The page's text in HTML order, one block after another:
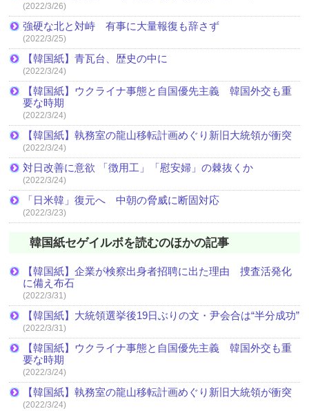
(2022/3/26)
強硬な北と対峙 有事に大量報復も辞さず
(2022/3/25)
【韓国紙】青瓦台、歴史の中に
(2022/3/24)
【韓国紙】ウクライナ事態と自国優先主義 韓国外交も重
要な時期
(2022/3/24)
【韓国紙】執務室の龍山移転計画めぐり新旧大統領が衝突
(2022/3/24)
対日改善に意欲 「徴用工」「慰安婦」の棘抜くか
(2022/3/24)
「日米韓」復元へ 中朝の脅威に断固対応
(2022/3/23)
韓国紙セゲイルボを読むのほかの記事
【韓国紙】企業が検察出身者招聘に出た理由 捜査活発化
に備え布石
(2022/3/31)
【韓国紙】大統領選挙後19日ぶりの文・尹会合は“半分成功”
(2022/3/31)
【韓国紙】ウクライナ事態と自国優先主義 韓国外交も重
要な時期
(2022/3/24)
【韓国紙】執務室の龍山移転計画めぐり新旧大統領が衝突
(2022/3/24)